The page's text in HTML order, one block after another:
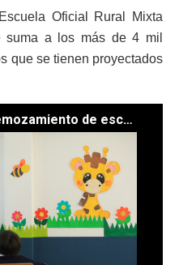
Oficial Rural Mixta
suma a los más de 4 mil
que se tienen proyectados
Entrega de trabajos de remozamiento de escuela en Antigua Guatemala, Sacatepéquez. / Fotos: Gilber García